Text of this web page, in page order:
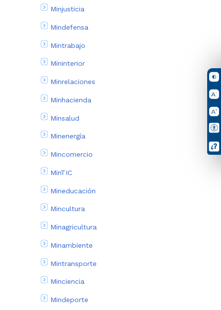
Minjusticia
Mindefensa
Mintrabajo
Mininterior
Minrelaciones
Minhacienda
Minsalud
Minenergía
Mincomercio
MinTIC
Mineducación
Mincultura
Minagricultura
Minambiente
Mintransporte
Minciencia
Mindeporte